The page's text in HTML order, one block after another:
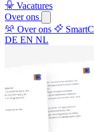
Vacatures
Over ons
Over ons
DE EN NL